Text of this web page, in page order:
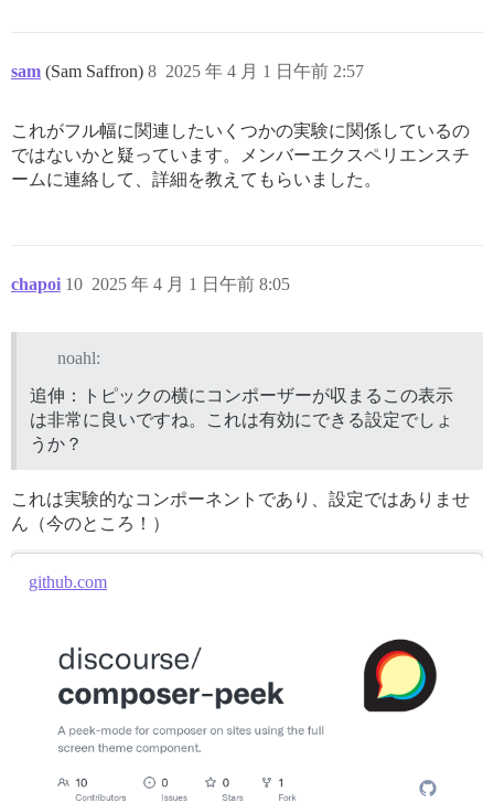
sam (Sam Saffron) 2025 年 4 月 1 日午前 2:57
8
これがフル幅に関連したいくつかの実験に関係しているの
ではないかと疑っています。メンバーエクスペリエンスチ
ームに連絡して、詳細を教えてもらいました。
chapoi 2025 年 4 月 1 日午前 8:05
10
noahl:
追伸：トピックの横にコンポーザーが収まるこの表示
は非常に良いですね。これは有効にできる設定でしょ
うか？
これは実験的なコンポーネントであり、設定ではありませ
ん（今のところ！）
github.com